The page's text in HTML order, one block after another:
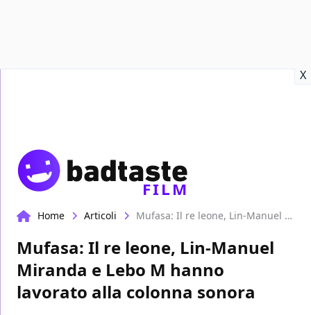
X
FILM
Home Articoli Mufasa: Il re leone, Lin-Manuel Miranda e Lebo M hanno lavorato alla colonna sonora
Mufasa: Il re leone, Lin-Manuel
Miranda e Lebo M hanno
lavorato alla colonna sonora